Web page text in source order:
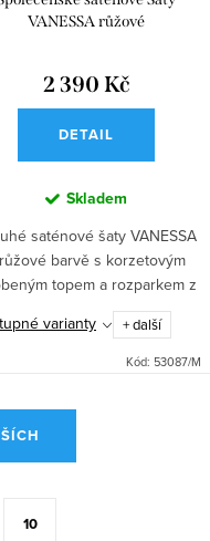
VANESSA růžové
2 390 Kč
DETAIL
Skladem
saténové šaty VANESSA
barvě s korzetovým
topem a rozparkem z
vás udělají hvězdu každé
události, plesu i
Skvělá volba pro družičky
varianty + další
Kód: 53087/M
10